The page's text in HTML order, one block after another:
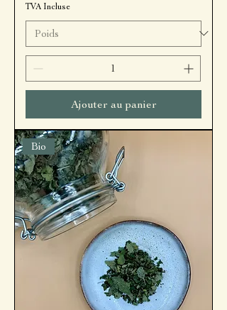
TVA Incluse
Ajouter au panier
Bio